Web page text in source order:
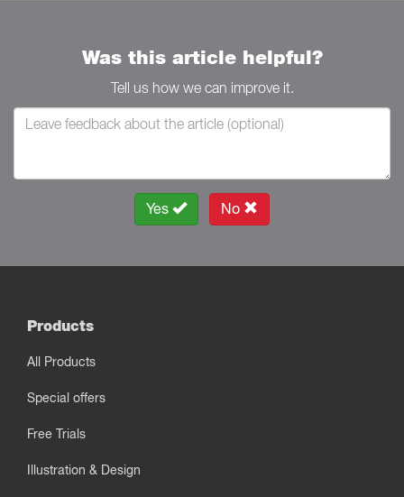
Was this article helpful?
Tell us how we can improve it.
Yes No
Products
All Products
Special offers
Free Trials
Illustration & Design